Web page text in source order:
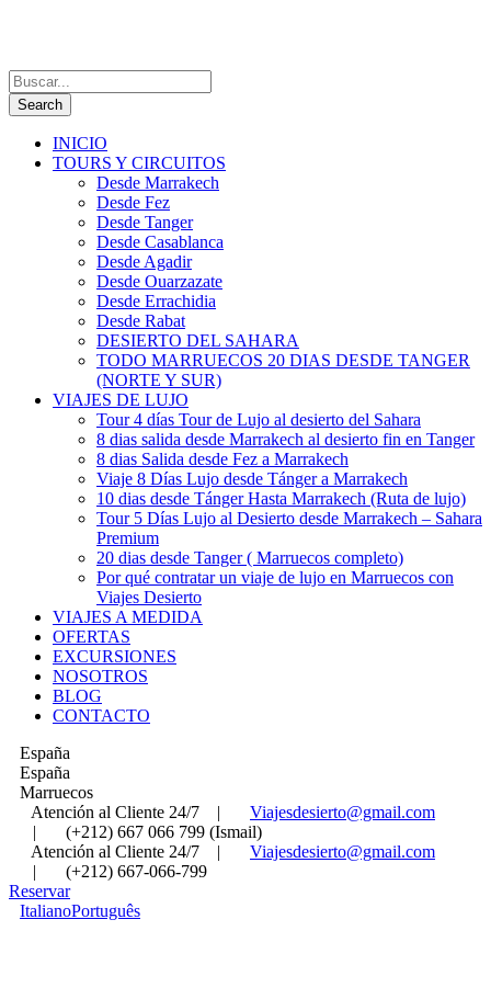
INICIO
TOURS Y CIRCUITOS
Desde Marrakech
Desde Fez
Desde Tanger
Desde Casablanca
Desde Agadir
Desde Ouarzazate
Desde Errachidia
Desde Rabat
DESIERTO DEL SAHARA
TODO MARRUECOS 20 DIAS DESDE TANGER
(NORTE Y SUR)
VIAJES DE LUJO
Tour 4 días Tour de Lujo al desierto del Sahara
8 dias salida desde Marrakech al desierto fin en Tanger
8 dias Salida desde Fez a Marrakech
Viaje 8 Días Lujo desde Tánger a Marrakech
10 dias desde Tánger Hasta Marrakech (Ruta de lujo)
Tour 5 Días Lujo al Desierto desde Marrakech – Sahara
Premium
20 dias desde Tanger ( Marruecos completo)
Por qué contratar un viaje de lujo en Marruecos con
Viajes Desierto
VIAJES A MEDIDA
OFERTAS
EXCURSIONES
NOSOTROS
BLOG
CONTACTO
España
España
Marruecos
Atención al Cliente 24/7
|
Viajesdesierto@gmail.com
|
(+212) 667 066 799 (Ismail)
Atención al Cliente 24/7
|
Viajesdesierto@gmail.com
|
(+212) 667-066-799
Reservar
ItalianoPortuguês